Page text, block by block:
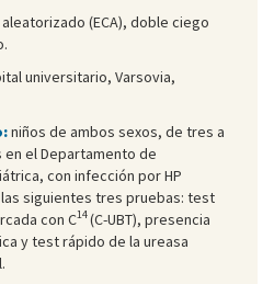
(ECA), doble ciego
universitario, Varsovia,
niños de ambos sexos, de tres a
el Departamento de
con infección por HP
siguientes tres pruebas: test
con C14(C-UBT), presencia
y test rápido de la ureasa